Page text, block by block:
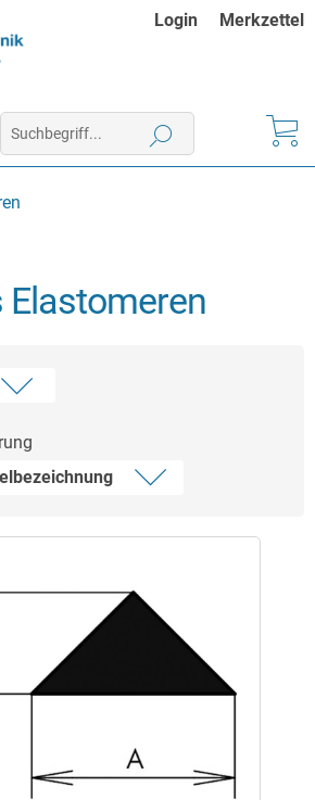
Login Merkzettel
Elastomeren